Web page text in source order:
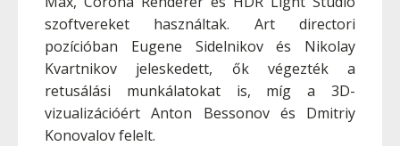
szoftvereket használtak. Art directori
pozícióban Eugene Sidelnikov és Nikolay
Kvartnikov jeleskedett, ők végezték a
retusálási munkálatokat is, míg a 3D-
vizualizációért Anton Bessonov és Dmitriy
Konovalov felelt.